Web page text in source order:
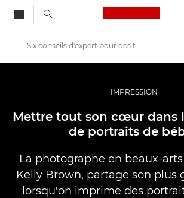
Vidéo et photographie professionnelles
Histoires
Six conseils d'expert pour des tirages de photos de bébés à croquer
IMPRESSION
Mettre tout son cœur dans
de portraits de
La photographe en beaux-
Kelly Brown, partage son plus
lorsqu'on imprime des